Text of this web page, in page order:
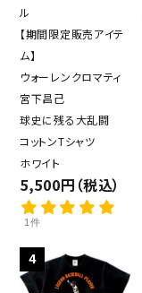
ル
【期間限定販売アイテ
ム】
ウォーレンクロマティ
宮下昌己
球史に残る大乱闘
コットンTシャツ
ホワイト
5,500円（税込）
1件
4